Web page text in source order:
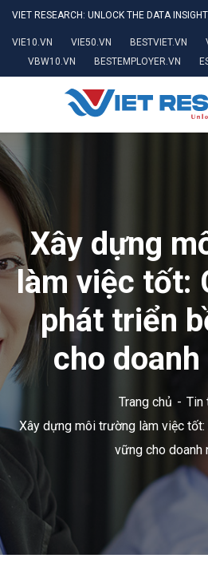
VIET RESEARCH: UNLOCK THE DATA
VIE10.VN VIE50.VN BESTVIET.VN
VBW10.VN
BESTEMPLOYER.VN
Xây dựng
làm việc tốt:
phát triển
cho
Trang chủ
Tin
Xây dựng môi trường làm việc tốt:
vững cho doanh